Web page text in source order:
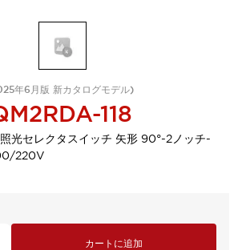
年6月版 新カタログモデル)
118
光セレクタスイッチ 矢形 90°-2ノッチ-
220V
カートに追加